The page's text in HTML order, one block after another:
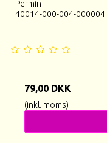
Permin
40014-000-004-000004
79,00 DKK
(inkl. moms)